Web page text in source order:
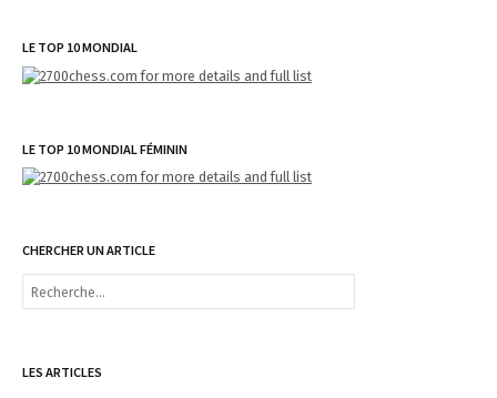
LE TOP 10 MONDIAL
LE TOP 10 MONDIAL FÉMININ
CHERCHER UN ARTICLE
R
rLES ARTICLES